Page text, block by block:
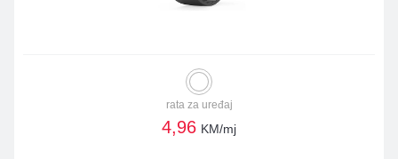
rata za uređaj
4,96 KM/mj